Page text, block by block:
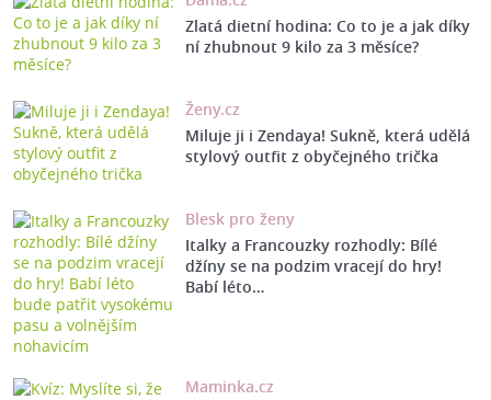
Zlatá dietní hodina: Co to je a jak díky
ní zhubnout 9 kilo za 3 měsíce?
Ženy.cz
Miluje ji i Zendaya! Sukně, která udělá
stylový outfit z obyčejného trička
Blesk pro ženy
Italky a Francouzky rozhodly: Bílé
džíny se na podzim vracejí do hry!
Babí léto…
Maminka.cz